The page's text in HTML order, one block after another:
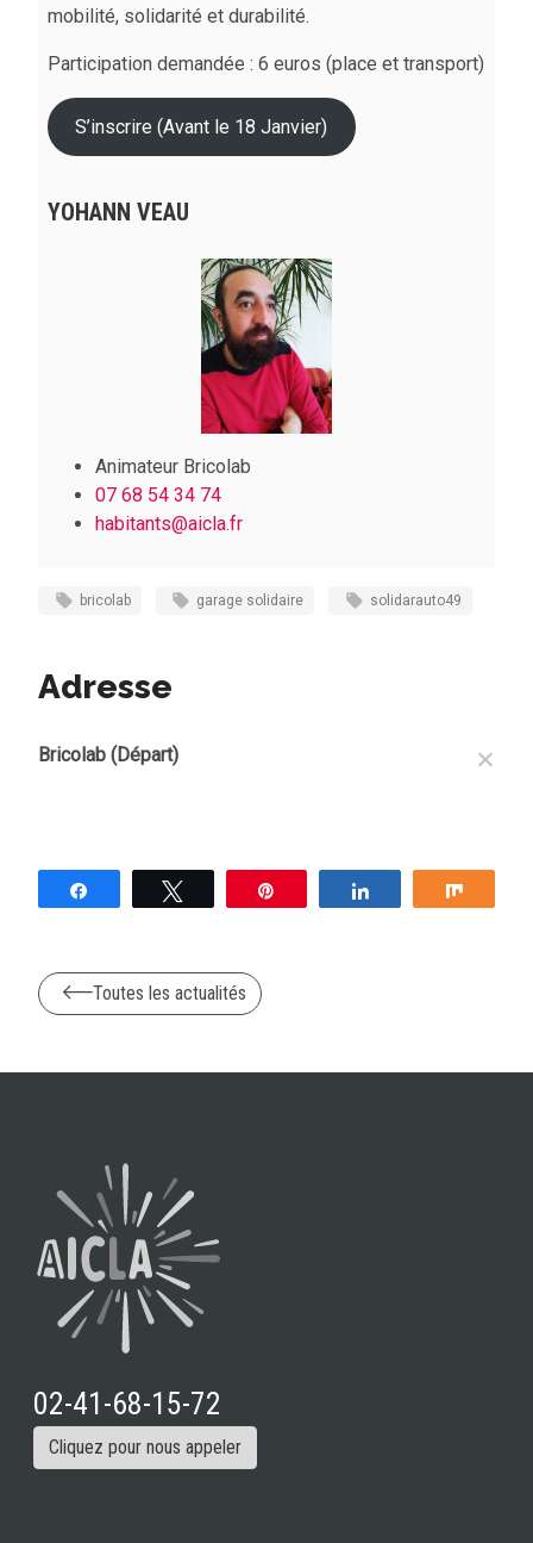
mobilité, solidarité et durabilité.
Participation demandée : 6 euros (place et transport)
S’inscrire (Avant le 18 Janvier)
YOHANN VEAU
Animateur Bricolab
07 68 54 34 74
habitants@aicla.fr
bricolab garage solidaire solidarauto49
Adresse
Bricolab (Départ)
Partagez
Toutes les actualités
02-41-68-15-72
Cliquez pour nous appeler